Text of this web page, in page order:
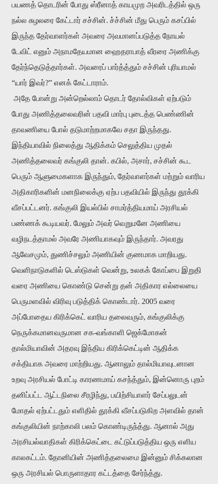
பயணத் தொடரின் போது ஸ்ரீனாத் காயமுற அவரிடத்தில் ஒரு
நல்ல சுழலரை கேட்டார் சச்சின். ச்ச்சின் மீது பெரும் கசப்பில்
இருந்த தேர்வாளர்கள் அவரை அவமானப்படுத்த நோயல்
டேவிட் எனும் அநாமதேயமான ஹைதராபாத் வீரரை அணிக்கு
தேர்ந்தெடுத்தார்கள். அவரைப் பார்த்த்தும் சச்சின் புரியாமல்
“யார் இவர்?” எனக் கேட்டாராம்.
அதே போன்று அன்றெல்லாம் தொடர் தோல்விகள் ஏற்படும்
போது அணித்தலைவரின் பதவி மார்பு புடைத்த பெண்ணின்
தாவணியை போல் தடுமாற்றமாகவே சதா இருந்தது.
இந்தியாவில் நிலைத்து ஆதிக்கம் செலுத்திய முதல்
அணித்தலைவர் கங்குலி தான். கபில், அசார், சச்சின் கூட
பெரும் ஆளுமைகளாக இருந்தும், தேர்வாளர்கள் மற்றும் வாரிய
அதிகாரிகளின் மனநிலைக்கு ஏற்ப பதவியில் இருந்து தூக்கி
வீசப்பட்டனர். கங்குலி இயல்பில் சாமர்த்தியமாய் அரசியல்
பண்ணக் கூடியவர். மேலும் அவர் வெறுமனே அணியை
வழிநடத்தாமல் அவரே அணியாகவும் இருந்தார். அவரது
ஆவேசமும், துணிச்சலும் அணியின் குணமாக மாறியது.
வெளிநாடுகளில் டெஸ்டுகள் வென்று, உலகக் கோப்பை இறுதி
வரை அணியை கொண்டு சென்று தன் அதிகார எல்லையை
பெருமளவில் விரிவு படுத்திக் கொண்டார். 2005 வரை
அப்போதைய கிரிக்கெட் வாரிய தலைவரும், கங்குலிக்கு
நெருக்கமானவருமான சக-வங்காளி ஜெக்மோகன்
தால்மியாவின் அதரவு இந்திய கிரிக்கெட்டின் ஆதிக்க
சக்தியாக அவரை மாற்றியது. ஆனாலும் தால்மியாவுடனான
உறவு அரசியல் போட்டி காரணமாய் கசந்த்தும், இன்னொரு புறம்
தனிப்பட்ட ஆட்டநிலை சீரழிந்து, பயிற்சியாளர் சேப்பலுடன்
மோதல் ஏற்பட்டதும் எளிதில் தூக்கி வீசப்படுகிற அளவில் தான்
கங்குலியின் நாற்காலி பலம் கொண்டிருந்த்து. ஆனால் அது
அரசியல்வாதிகள் கிரிக்கெட்டை கட்டுப்படுத்திய ஒரு எளிய
காலகட்டம். தோனியின் அணித்தலைமை இன்னும் சிக்கலான
ஒரு அரசியல் பொருளாதார கட்டத்தை சேர்ந்த்து.